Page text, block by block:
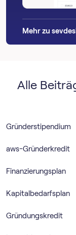
Mehr zu
Alle
Gründerstipendium
aws-Gründerkredit
Finanzierungsplan
Kapitalbedarfsplan
Gründungskredit